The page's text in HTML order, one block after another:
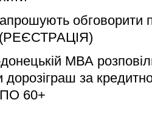
обговорити
(РЕЄСТРАЦІЯ)
МВА
дорозіграш за
60+